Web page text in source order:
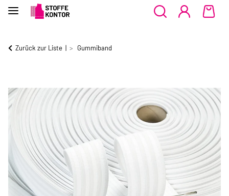
Zurück zur Liste Gummiband